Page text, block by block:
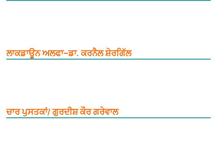
ਲਾਕਡਾਊਨ ਅਲਫਾ–ਡਾ. ਕਰਨੈਲ ਸ਼ੇਰਗਿੱਲ
ਚਾਰ ਪੁਸਤਕਾਂ/ ਗੁਰਦੀਸ਼ ਕੌਰ ਗਰੇਵਾਲ